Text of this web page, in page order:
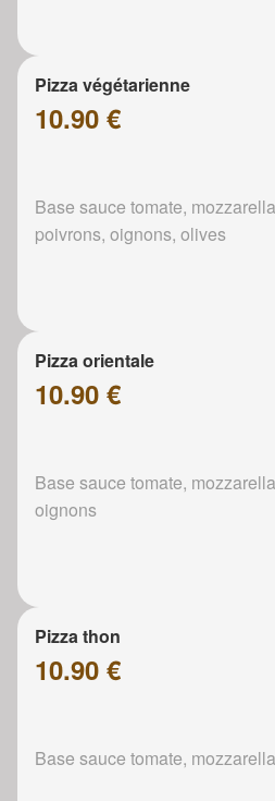
Pizza végétarienne
10.90 €
Base sauce tomate,
poivrons, oignons, olives
Pizza orientale
10.90 €
Base sauce tomate,
oignons
Pizza thon
10.90 €
Base sauce tomate,